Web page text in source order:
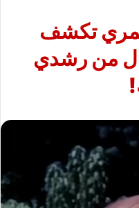
تكشف
من رشدي